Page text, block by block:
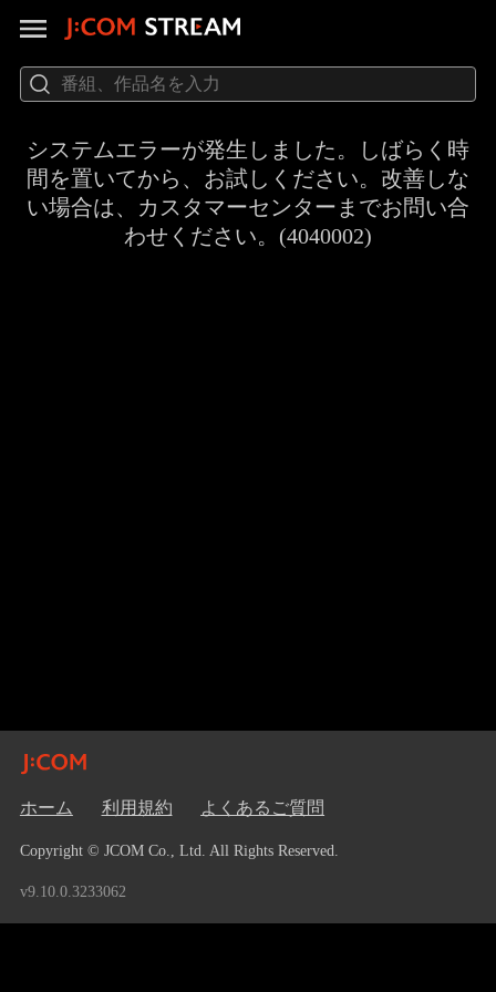
システムエラーが発生しました。しばらく時
間を置いてから、お試しください。改善しな
い場合は、カスタマーセンターまでお問い合
わせください。(4040002)
ホーム 利用規約 よくあるご質問
Copyright © JCOM Co., Ltd. All Rights Reserved.
v9.10.0.3233062